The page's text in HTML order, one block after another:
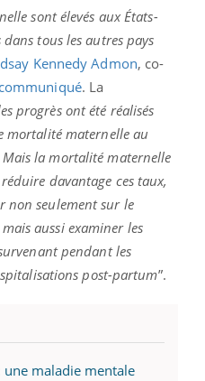
sont élevés aux États-
tous les autres pays
Kennedy Admon, co-
communiqué. La
progrès ont été réalisés
mortalité maternelle au
la mortalité maternelle
davantage ces taux,
non seulement sur le
aussi examiner les
pendant les
post-partum”.
maladie mentale